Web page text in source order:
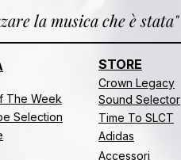
la musica che è stata"
The Week
Selection
STORE
Crown Legacy
Sound Selector
Time To SLCT
Adidas
Accessori